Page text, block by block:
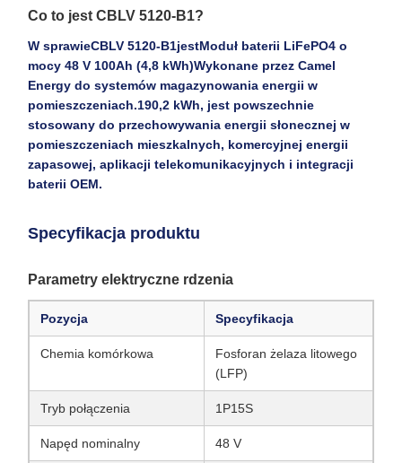
Co to jest CBLV 5120-B1?
W sprawieCBLV 5120-B1jestModuł baterii LiFePO4 o
mocy 48 V 100Ah (4,8 kWh)Wykonane przez Camel
Energy do systemów magazynowania energii w
pomieszczeniach.190,2 kWh, jest powszechnie
stosowany do przechowywania energii słonecznej w
pomieszczeniach mieszkalnych, komercyjnej energii
zapasowej, aplikacji telekomunikacyjnych i integracji
baterii OEM.
Specyfikacja produktu
Parametry elektryczne rdzenia
Pozycja Specyfikacja
Chemia komórkowa
Fosforan żelaza litowego
(LFP)
Tryb połączenia 1P15S
Napęd nominalny 48 V